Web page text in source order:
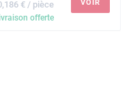
€ / pièce
offerte
VOIR